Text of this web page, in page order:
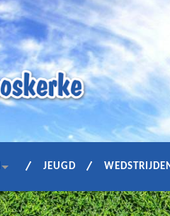
JEUGD